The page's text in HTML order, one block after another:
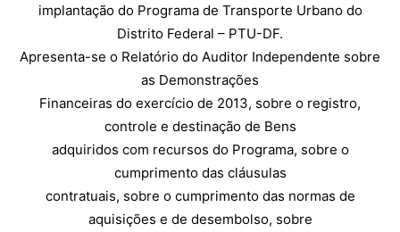
implantação do Programa de Transporte Urbano do
Distrito Federal – PTU-DF.
Apresenta-se o Relatório do Auditor Independente sobre
as Demonstrações
Financeiras do exercício de 2013, sobre o registro,
controle e destinação de Bens
adquiridos com recursos do Programa, sobre o
cumprimento das cláusulas
contratuais, sobre o cumprimento das normas de
aquisições e de desembolso, sobre